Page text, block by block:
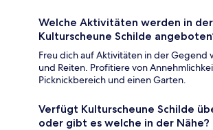
Welche Aktivitäten werden in
Kulturscheune Schilde
Freu dich auf Aktivitäten in der Gegend
und Reiten. Profitiere von
Picknickbereich und einen Garten.
Verfügt Kulturscheune Schilde
oder gibt es welche in der Nähe?